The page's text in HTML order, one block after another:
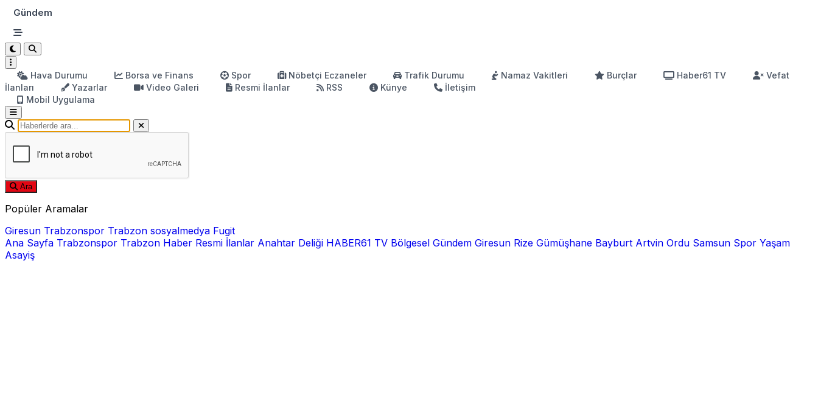
Gündem
Hava Durumu Borsa ve Finans Spor Nöbetçi Eczaneler Trafik Durumu Namaz Vakitleri Burçlar Haber61 TV
Vefat
İlanları
Yazarlar Video Galeri Resmi İlanlar RSS Künye
İletişim
Mobil Uygulama
Ara
Popüler Aramalar
Giresun Trabzonspor Trabzon sosyalmedya Fugit
Ana Sayfa Trabzonspor Trabzon Haber Resmi İlanlar Anahtar Deliği HABER61 TV Bölgesel Gündem Giresun Rize Gümüşhane Bayburt Artvin Ordu Samsun Spor Yaşam
Asayiş